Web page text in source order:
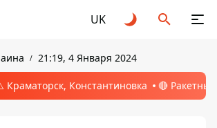
UK
21:19, 4 Января 2024
Краматорск, Константиновка 🔴